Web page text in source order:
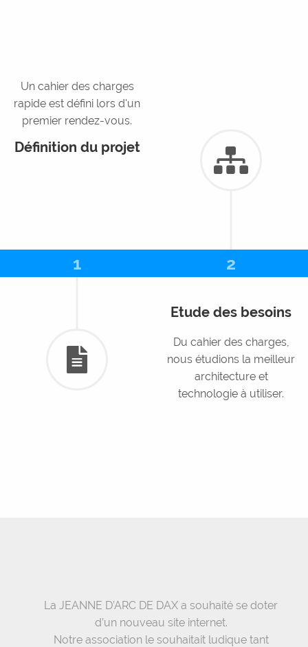
Un cahier des charges
rapide est défini lors d'un
premier rendez-vous.
Définition du projet
1 2
Etude des besoins
Du cahier des charges,
nous étudions la meilleur
architecture et
technologie à utiliser.
La JEANNE D’ARC DE DAX a souhaité se doter
d’un nouveau site internet.
Notre association le souhaitait ludique tant